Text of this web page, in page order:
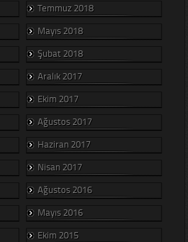
Temmuz 2018
Mayıs 2018
Şubat 2018
Aralık 2017
Ekim 2017
Ağustos 2017
Haziran 2017
Nisan 2017
Ağustos 2016
Mayıs 2016
Ekim 2015